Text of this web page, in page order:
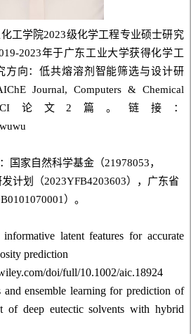
工学院2023级化学工程专业硕士研究
2023年于广东工业大学获得化学工
方向：低共熔溶剂智能筛选与设计研
Journal, Computers & Chemical
论文 2 篇。链接：
国家自然科学基金（21978053，
计划（2023YFB4203603），广东省
）。
latent features for accurate
prediction
doi/full/10.1002/aic.18924
and ensemble learning for prediction of
of deep eutectic solvents with hybrid